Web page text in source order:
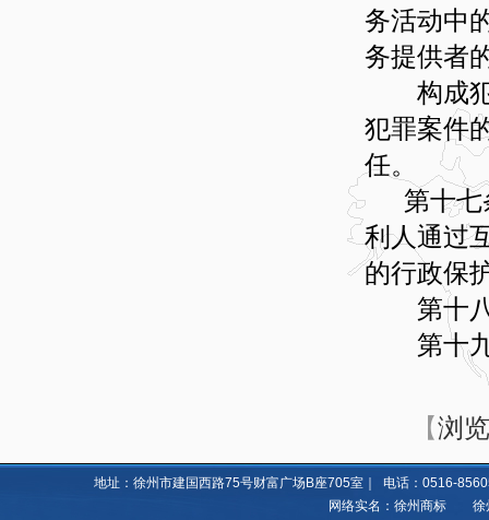
务活动中
务提供者
构成犯
犯罪案件
任。
第十七条
利人通过
的行政保
第十八
第十九
【浏
地址：徐州市建国西路75号财富广场B座705室｜ 电话：0516-
网络实名：徐州商标 徐